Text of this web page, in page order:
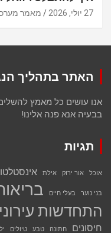
27 יולי, 2026 מאמר
האתר בתהליך
אנו עושים כל מאמץ
בבעיה אנא פנה אלינו!
תגיות
אוכל אור ירוק אילת
בני נוער בעלי חיים
התחדשות
חיסונים חתונה טבע טיולים